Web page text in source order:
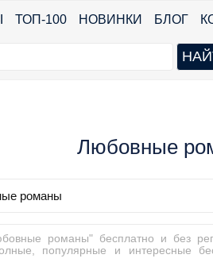
ТОП-100 НОВИНКИ БЛОГ
Любовные
романы
романы" бесплатно и без
популярные и интересные